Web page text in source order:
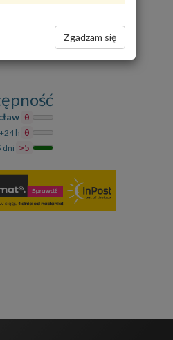
Zgadzam się
0
+24 h 0
dni >5